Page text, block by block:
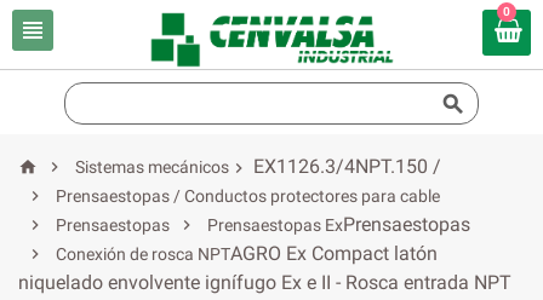

0

 
Sistemas mecánicos

Prensaestopas / Conductos protectores para cable

Prensaestopas 
Prensaestopas Ex

Conexión de rosca NPT
 EX1126.3/4NPT.150 /
Prensaestopas
AGRO Ex Compact latón
niquelado envolvente ignífugo Ex e II - Rosca entrada NPT